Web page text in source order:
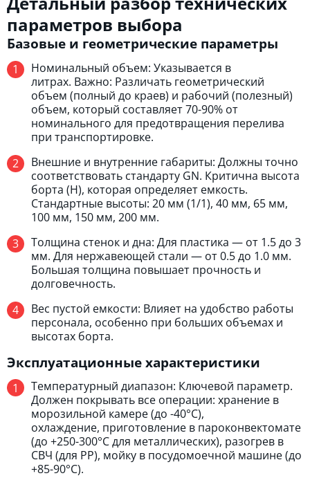
параметров выбора
Базовые и геометрические параметры
Номинальный объем: Указывается в
литрах. Важно: Различать геометрический
объем (полный до краев) и рабочий (полезный)
объем, который составляет 70-90% от
номинального для предотвращения перелива
при транспортировке.
Внешние и внутренние габариты: Должны точно
соответствовать стандарту GN. Критична высота
борта (H), которая определяет емкость.
Стандартные высоты: 20 мм (1/1), 40 мм, 65 мм,
100 мм, 150 мм, 200 мм.
Толщина стенок и дна: Для пластика — от 1.5 до 3
мм. Для нержавеющей стали — от 0.5 до 1.0 мм.
Большая толщина повышает прочность и
долговечность.
Вес пустой емкости: Влияет на удобство работы
персонала, особенно при больших объемах и
высотах борта.
Эксплуатационные характеристики
Температурный диапазон: Ключевой параметр.
Должен покрывать все операции: хранение в
морозильной камере (до -40°C),
охлаждение, приготовление в пароконвектомате
(до +250-300°C для металлических), разогрев в
СВЧ (для PP), мойку в посудомоечной машине (до
+85-90°C).